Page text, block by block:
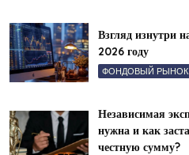
Взгляд изнутри
2026 году
ФОНДОВЫЙ РЫНОК
Независимая
нужна и как
честную сумму?